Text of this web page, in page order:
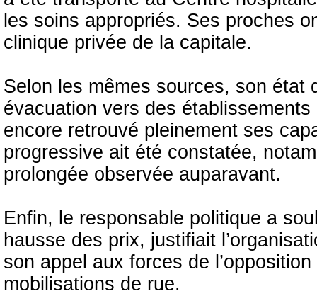
les soins appropriés. Ses proches
clinique privée de la capitale.
Selon les mêmes sources, son état
évacuation vers des
encore retrouvé pleinement ses
progressive ait été constatée,
prolongée observée auparavant.
Enfin, le responsable politique a
hausse des prix, justifiait
son appel aux forces de
mobilisations de rue.